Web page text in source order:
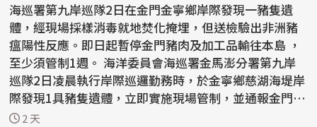
海巡署第九岸巡隊2日在金門金寧鄉岸際發現一豬隻遺
體，經現場採樣消毒就地焚化掩埋，但送檢驗出非洲豬
瘟陽性反應。即日起暫停金門豬肉及加工品輸往本島 ，
至少須管制1週。 海洋委員會海巡署金馬澎分署第九岸
巡隊2日凌晨執行岸際巡邏勤務時，於金寧鄉慈湖海堤岸
際發現1具豬隻遺體，立即實施現場管制，並通報金門縣
動植...
2 天